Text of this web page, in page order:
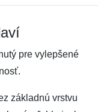
pre vylepšené
základnú vrstvu